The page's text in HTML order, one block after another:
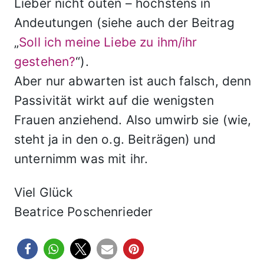
Lieber nicht outen – höchstens in
Andeutungen (siehe auch der Beitrag
„Soll ich meine Liebe zu ihm/ihr
gestehen?“).
Aber nur abwarten ist auch falsch, denn
Passivität wirkt auf die wenigsten
Frauen anziehend. Also umwirb sie (wie,
steht ja in den o.g. Beiträgen) und
unternimm was mit ihr.
Viel Glück
Beatrice Poschenrieder